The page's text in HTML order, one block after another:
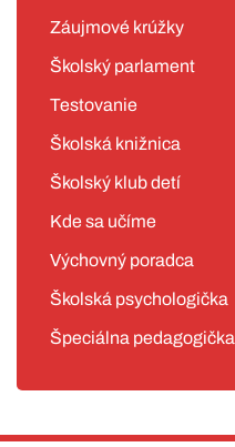
Záujmové krúžky
Školský parlament
Testovanie
Školská knižnica
Školský klub detí
Kde sa učíme
Výchovný poradca
Školská psychologička
Špeciálna pedagogička